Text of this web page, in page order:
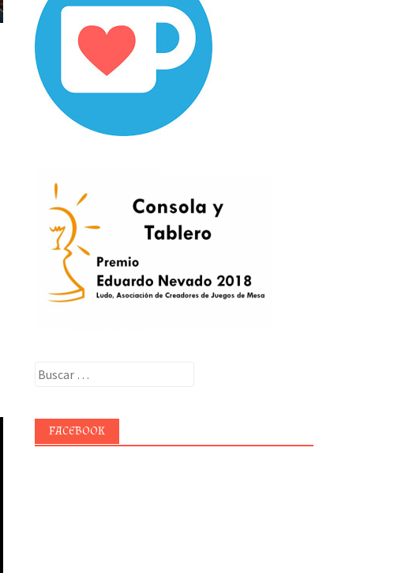
Buscar:
FACEBOOK